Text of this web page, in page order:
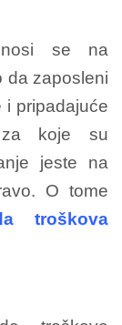
se na
da zaposleni
i pripadajuće
za koje su
jeste na
O tome
troškova